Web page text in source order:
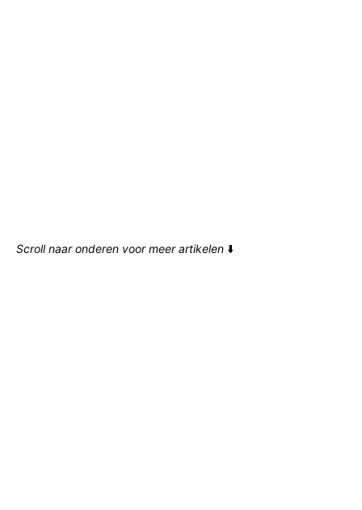
Scroll naar onderen voor meer artikelen ⬇️